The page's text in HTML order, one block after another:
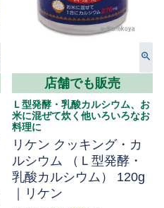
店舗でも販売
Ｌ型発酵・乳酸カルシウム、お
米に混ぜて炊く他いろいろなお
料理に
リケン クッキング・カ
ルシウム （Ｌ型発酵・
乳酸カルシウム） 120g
｜リケン